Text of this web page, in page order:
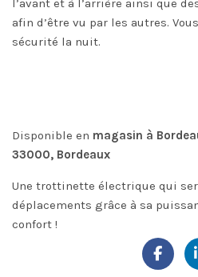
l’avant et à l’arrière ainsi que
afin d’être vu par les autres.
sécurité la nuit.
Disponible en magasin à
33000, Bordeaux
Une trottinette électrique qui
déplacements grâce à sa
confort !